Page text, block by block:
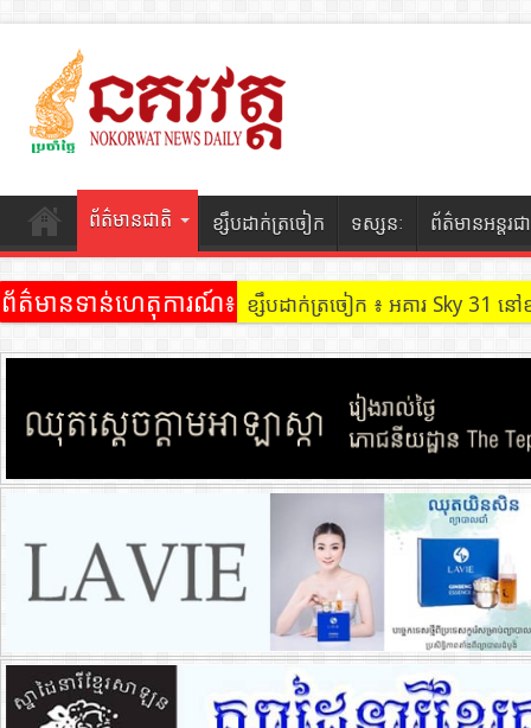
ព័ត៌មានជាតិ ខ្សឹបដាក់ត្រចៀក ទស្សនៈ ព័ត៌មានអន្តរជ
ព័ត៌មានទាន់ហេតុការណ៍៖ ខ្សឹបដាក់ត្រចៀក ៖ អគារ Sky 31